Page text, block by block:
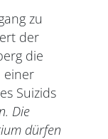
zu
der
die
einer
Suizids
Die
dürfen